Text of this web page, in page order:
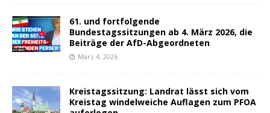
61. und fortfolgende
Bundestagssitzungen ab 4. März 2026, die
Beiträge der AfD-Abgeordneten
März 4, 2026
Kreistagssitzung: Landrat lässt sich vom
Kreistag windelweiche Auflagen zum PFOA